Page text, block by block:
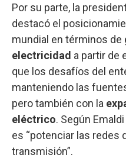
Por su parte, la
destacó el
mundial en términos de
electricidad a partir de
que los desafíos del
manteniendo las
pero también con la
eléctrico. Según
es “potenciar las redes
transmisión”.